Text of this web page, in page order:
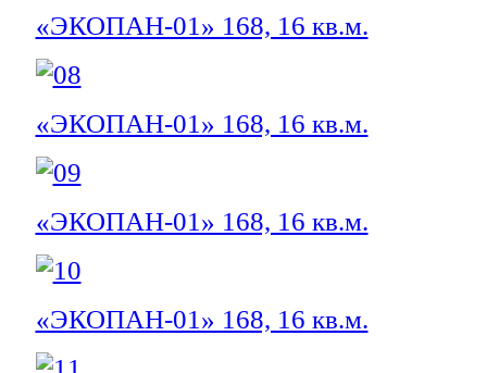
«ЭКОПАН-01» 168, 16 кв.м.
«ЭКОПАН-01» 168, 16 кв.м.
«ЭКОПАН-01» 168, 16 кв.м.
«ЭКОПАН-01» 168, 16 кв.м.